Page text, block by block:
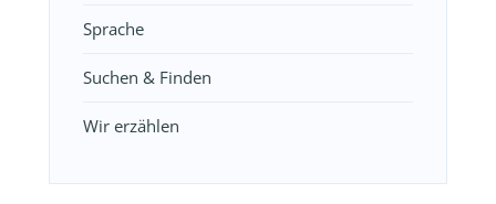
Sprache
Suchen & Finden
Wir erzählen